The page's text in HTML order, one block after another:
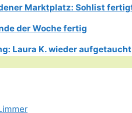
Marktplatz: Sohlist
der Woche fertig
Laura K. wieder aufgetaucht